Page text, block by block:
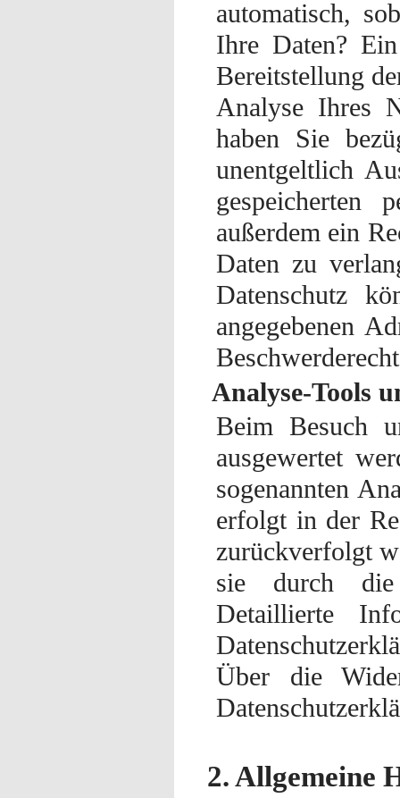
automatisch,
Ihre Daten?
Bereitstellung
Analyse Ihres
haben Sie
unentgeltlich
gespeicherten
außerdem ein
Daten zu
Datenschutz
angegebenen
Analyse-Tools
Beim Besuch
ausgewertet
sogenannten
erfolgt in der
zurückverfolgt
sie durch die
Detaillierte
Über die
2. Allgemeine